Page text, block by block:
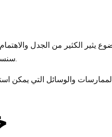
يثير الكثير من الجدل
التي يمكن أن تساعد في جعل هذه التجربة أكثر إرضاءً ومتعة.
والوسائل التي يمكن